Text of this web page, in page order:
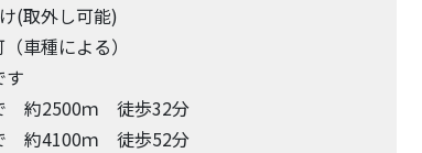
(取外し可能)
車種による）
す
約2500ｍ 徒歩32分
約4100ｍ 徒歩52分